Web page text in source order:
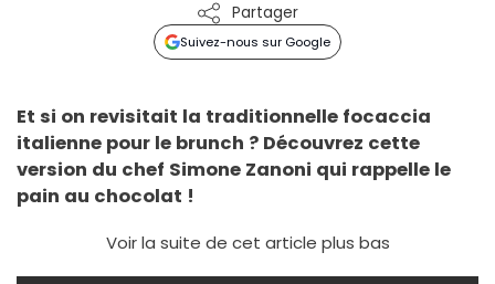
Partager
Suivez-nous sur Google
Et si on revisitait la traditionnelle focaccia
italienne pour le brunch ? Découvrez cette
version du chef Simone Zanoni qui rappelle le
pain au chocolat !
Voir la suite de cet article plus bas